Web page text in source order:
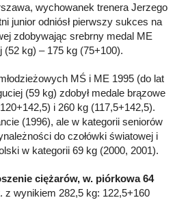
wychowanek trenera Jerzego
junior odniósł pierwszy sukces na
zdobywając srebrny medal ME
kg) – 175 kg (75+100).
MŚ i ME 1995 (do lat
(59 kg) zdobył medale brązowe
i 260 kg (117,5+142,5).
(1996), ale w kategorii seniorów
do czołówki światowej i
w kategorii 69 kg (2000, 2001).
ciężarów, w. piórkowa 64
z wynikiem 282,5 kg: 122,5+160